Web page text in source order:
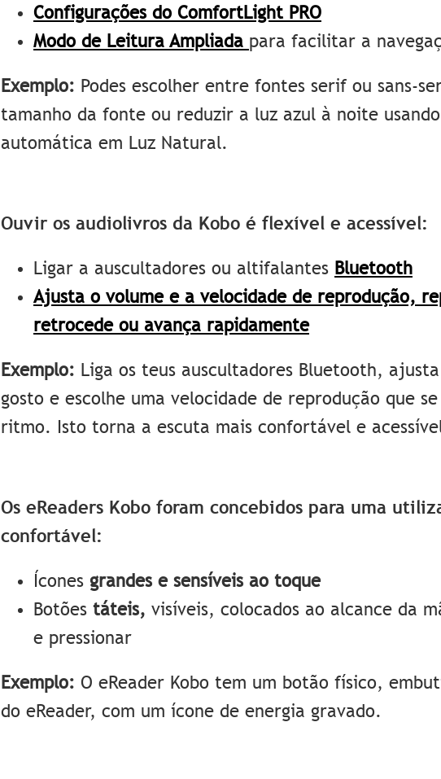
Configurações do ComfortLight PRO
Modo de Leitura Ampliada para facilitar a
Exemplo: Podes escolher entre fontes serif ou sans-
tamanho da fonte ou reduzir a luz azul à noite
automática em Luz Natural.
Ouvir os audiolivros da Kobo é flexível e acessível:
Ligar a auscultadores ou altifalantes Bluetooth
Ajusta o volume e a velocidade de reprodução,
retrocede ou avança rapidamente
Exemplo: Liga os teus auscultadores Bluetooth,
gosto e escolhe uma velocidade de reprodução que
ritmo. Isto torna a escuta mais confortável e
Os eReaders Kobo foram concebidos para uma
confortável:
Ícones grandes e sensíveis ao toque
Botões táteis, visíveis, colocados ao alcance da
e pressionar
Exemplo: O eReader Kobo tem um botão físico,
do eReader, com um ícone de energia gravado.